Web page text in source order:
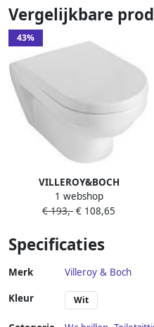
Vergelijkbare
43%
VILLEROY&BOCH
Villeroy&amp Boch Omnia
Architectura Design
scharnier kleur wit
1 webshop
€ 193,- € 108,65
Specificaties
Merk Villeroy & Boch
Kleur Wit